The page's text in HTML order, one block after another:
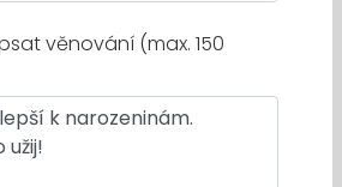
věnování (max. 150